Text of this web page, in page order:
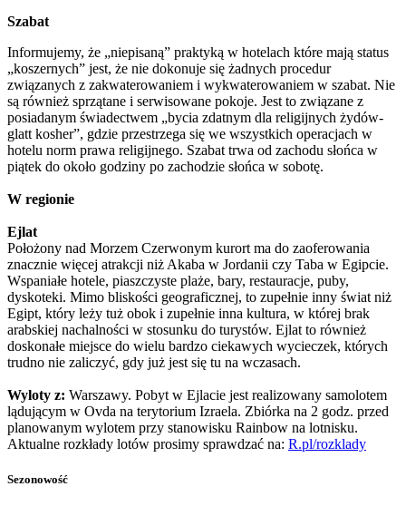
Szabat
Informujemy, że „niepisaną” praktyką w hotelach które mają status
„koszernych” jest, że nie dokonuje się żadnych procedur
związanych z zakwaterowaniem i wykwaterowaniem w szabat. Nie
są również sprzątane i serwisowane pokoje. Jest to związane z
posiadanym świadectwem „bycia zdatnym dla religijnych żydów-
glatt kosher”, gdzie przestrzega się we wszystkich operacjach w
hotelu norm prawa religijnego. Szabat trwa od zachodu słońca w
piątek do około godziny po zachodzie słońca w sobotę.
W regionie
Ejlat
Położony nad Morzem Czerwonym kurort ma do zaoferowania
znacznie więcej atrakcji niż Akaba w Jordanii czy Taba w Egipcie.
Wspaniałe hotele, piaszczyste plaże, bary, restauracje, puby,
dyskoteki. Mimo bliskości geograficznej, to zupełnie inny świat niż
Egipt, który leży tuż obok i zupełnie inna kultura, w której brak
arabskiej nachalności w stosunku do turystów. Ejlat to również
doskonałe miejsce do wielu bardzo ciekawych wycieczek, których
trudno nie zaliczyć, gdy już jest się tu na wczasach.
Wyloty z: Warszawy. Pobyt w Ejlacie jest realizowany samolotem
lądującym w Ovda na terytorium Izraela. Zbiórka na 2 godz. przed
planowanym wylotem przy stanowisku Rainbow na lotnisku.
Aktualne rozkłady lotów prosimy sprawdzać na: R.pl/rozklady
Sezonowość